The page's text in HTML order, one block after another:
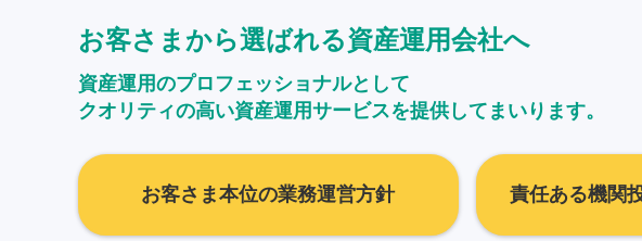
お客さまから選ばれる資産運用会社へ
資産運用のプロフェッショナルとして
クオリティの高い資産運用サービスを提供してまいります。
お客さま本位の業務運営方針 責任ある機関